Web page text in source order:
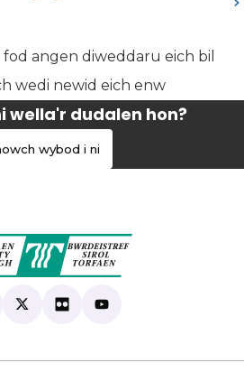
angen diweddaru eich bil
wedi newid eich enw
wella'r dudalen hon?
wybod i ni
us on Facebook
agor mewn tab newydd)
Follow us on X
(yn agor mewn tab newydd)
View our Flickr
(yn agor mewn tab
Subscribe to our
(yn agor mewn tab